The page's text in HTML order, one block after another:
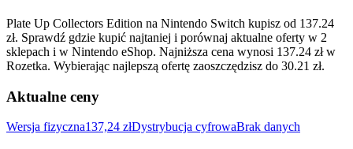
Plate Up Collectors Edition na Nintendo Switch kupisz od 137.24
zł. Sprawdź gdzie kupić najtaniej i porównaj aktualne oferty w 2
sklepach i w Nintendo eShop. Najniższa cena wynosi 137.24 zł w
Rozetka. Wybierając najlepszą ofertę zaoszczędzisz do 30.21 zł.
Aktualne ceny
Wersja fizyczna137,24 złDystrybucja cyfrowaBrak danych